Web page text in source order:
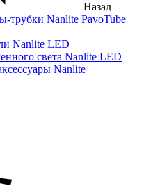
Назад
трубки Nanlite PavoTube
Nanlite LED
света Nanlite LED
Nanlite